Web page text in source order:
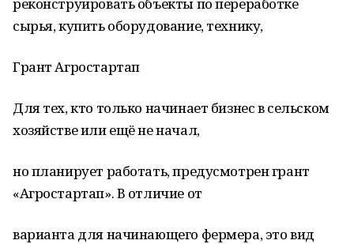
сырья, купить оборудование, технику,
Грант Агростартап
Для тех, кто только начинает бизнес в сельском
хозяйстве или ещё не начал,
но планирует работать, предусмотрен грант
«Агростартап». В отличие от
варианта для начинающего фермера, это вид